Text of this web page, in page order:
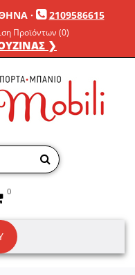
· 2109586615
Προϊόντων (0)
❯
0